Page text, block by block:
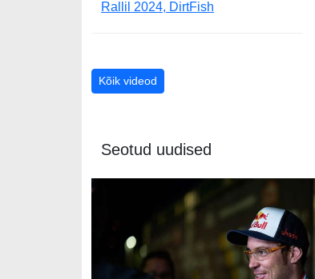
Rallil 2024, DirtFish
Kõik videod
Seotud uudised